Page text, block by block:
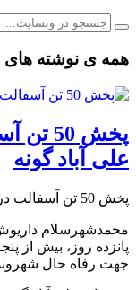
همه ی نوشته های
پخش
علی آباد گونه
پخش 50 تن آسفالت در معابر سطح روستای علی آباد گونه
محمدشهرسلام
پانزده روز، بیش از
جهت رفاه حال